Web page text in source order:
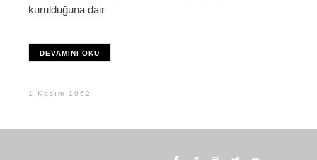
kurulduğuna dair
DEVAMINI OKU
1 Kasım 1962